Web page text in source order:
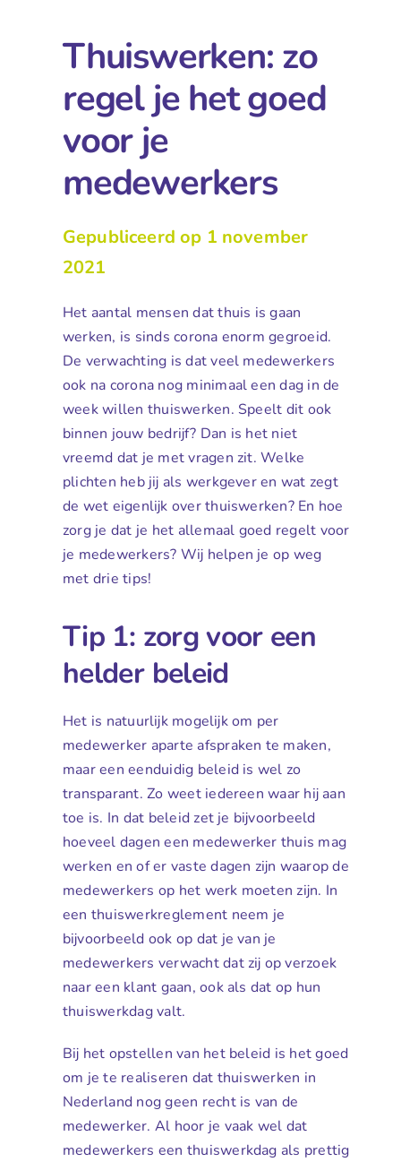
Thuiswerken: zo
regel je het goed
voor je
medewerkers
Gepubliceerd op 1 november
2021
Het aantal mensen dat thuis is gaan
werken, is sinds corona enorm gegroeid.
De verwachting is dat veel medewerkers
ook na corona nog minimaal een dag in de
week willen thuiswerken. Speelt dit ook
binnen jouw bedrijf? Dan is het niet
vreemd dat je met vragen zit. Welke
plichten heb jij als werkgever en wat zegt
de wet eigenlijk over thuiswerken? En hoe
zorg je dat je het allemaal goed regelt voor
je medewerkers? Wij helpen je op weg
met drie tips!
Tip 1: zorg voor een
helder beleid
Het is natuurlijk mogelijk om per
medewerker aparte afspraken te maken,
maar een eenduidig beleid is wel zo
transparant. Zo weet iedereen waar hij aan
toe is. In dat beleid zet je bijvoorbeeld
hoeveel dagen een medewerker thuis mag
werken en of er vaste dagen zijn waarop de
medewerkers op het werk moeten zijn. In
een thuiswerkreglement neem je
bijvoorbeeld ook op dat je van je
medewerkers verwacht dat zij op verzoek
naar een klant gaan, ook als dat op hun
thuiswerkdag valt.
Bij het opstellen van het beleid is het goed
om je te realiseren dat thuiswerken in
Nederland nog geen recht is van de
medewerker. Al hoor je vaak wel dat
medewerkers een thuiswerkdag als prettig